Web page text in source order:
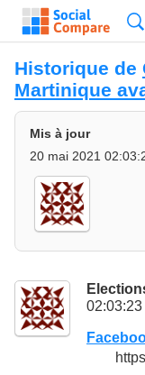
Historique de
Martinique
Mis à jour
20 mai 2021
02:03:23